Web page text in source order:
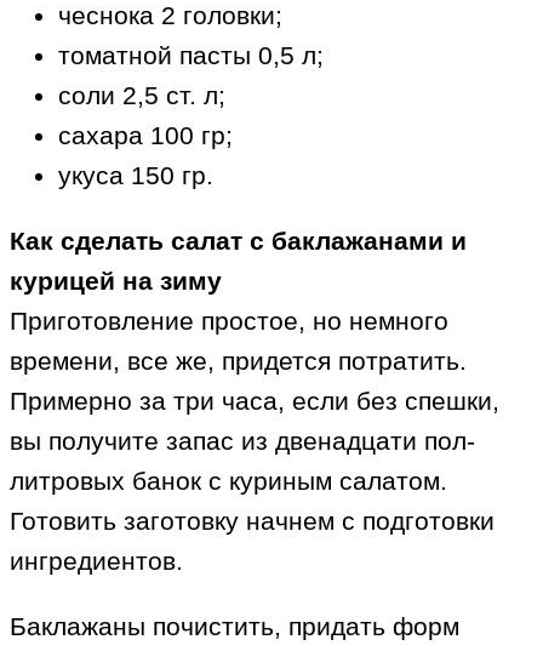
чеснока 2 головки;
томатной пасты 0,5 л;
соли 2,5 ст. л;
сахара 100 гр;
укуса 150 гр.
Как сделать салат с баклажанами и
курицей на зиму
Приготовление простое, но немного
времени, все же, придется потратить.
Примерно за три часа, если без спешки,
вы получите запас из двенадцати пол-
литровых банок с куриным салатом.
Готовить заготовку начнем с подготовки
ингредиентов.
Баклажаны почистить, придать форм